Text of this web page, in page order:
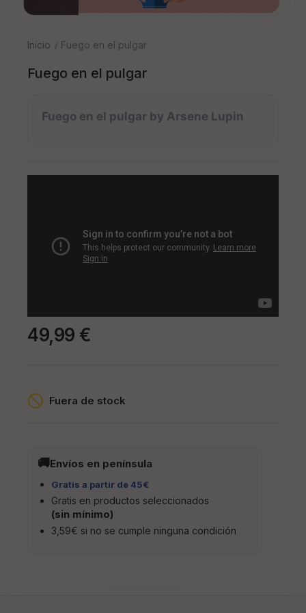
Inicio Fuego en el pulgar
Fuego en el pulgar
Fuego en el pulgar by Arsene Lupin
49,99 €
Fuera de stock
Envíos en península
Gratis a partir de 45€
Gratis en productos seleccionados
(sin mínimo)
3,59€ si no se cumple ninguna condición